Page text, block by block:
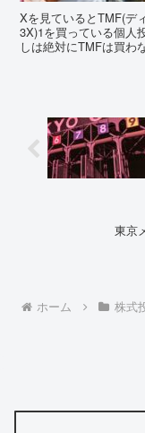
Xを見ているとTMF(デ
3X)1を買っている個人
しは絶対にTMFは買わ
東京
ホーム 株式